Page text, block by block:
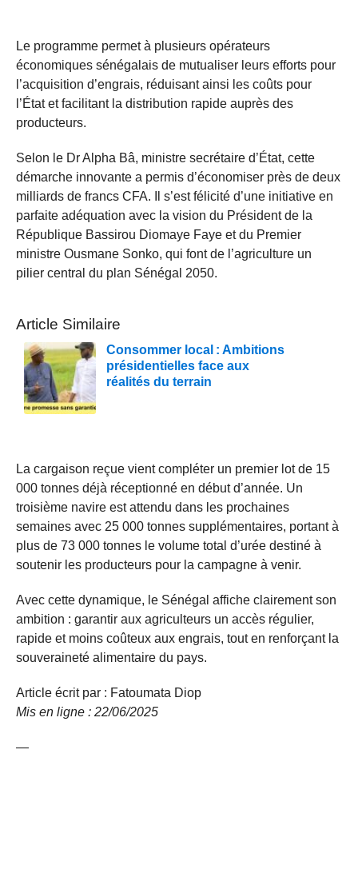
Le programme permet à plusieurs opérateurs
économiques sénégalais de mutualiser leurs efforts pour
l’acquisition d’engrais, réduisant ainsi les coûts pour
l’État et facilitant la distribution rapide auprès des
producteurs.
Selon le Dr Alpha Bâ, ministre secrétaire d’État, cette
démarche innovante a permis d’économiser près de deux
milliards de francs CFA. Il s’est félicité d’une initiative en
parfaite adéquation avec la vision du Président de la
République Bassirou Diomaye Faye et du Premier
ministre Ousmane Sonko, qui font de l’agriculture un
pilier central du plan Sénégal 2050.
Article Similaire
Consommer local : Ambitions
présidentielles face aux
réalités du terrain
La cargaison reçue vient compléter un premier lot de 15
000 tonnes déjà réceptionné en début d’année. Un
troisième navire est attendu dans les prochaines
semaines avec 25 000 tonnes supplémentaires, portant à
plus de 73 000 tonnes le volume total d’urée destiné à
soutenir les producteurs pour la campagne à venir.
Avec cette dynamique, le Sénégal affiche clairement son
ambition : garantir aux agriculteurs un accès régulier,
rapide et moins coûteux aux engrais, tout en renforçant la
souveraineté alimentaire du pays.
Article écrit par : Fatoumata Diop
Mis en ligne : 22/06/2025
—